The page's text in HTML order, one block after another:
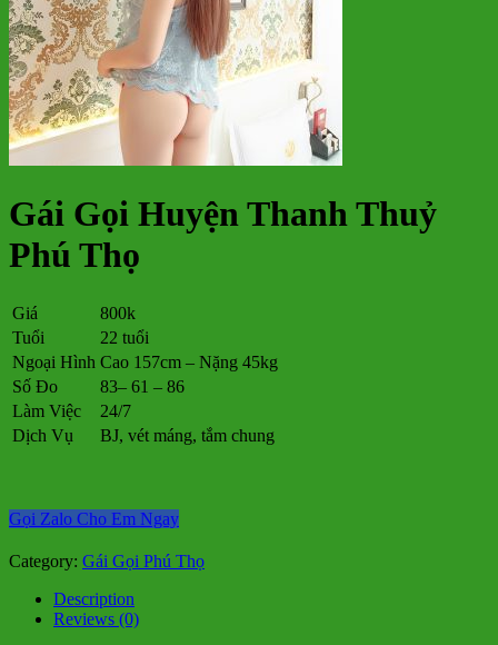
Gái Gọi Huyện Thanh Thuỷ
Phú Thọ
Giá
800k
Tuổi
22 tuổi
Ngoại Hình Cao 157cm – Nặng 45kg
Số Đo
83– 61 – 86
Làm Việc
24/7
Dịch Vụ
BJ, vét máng, tắm chung
Gọi Zalo Cho Em Ngay
Category: Gái Gọi Phú Thọ
Description
Reviews (0)